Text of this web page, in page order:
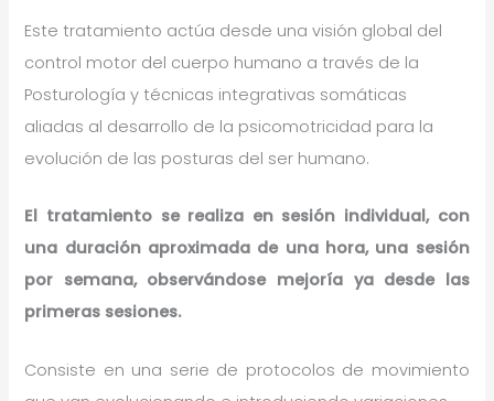
Este tratamiento actúa desde una visión global del
control motor del cuerpo humano a través de la
Posturología y técnicas integrativas somáticas
aliadas al desarrollo de la psicomotricidad para la
evolución de las posturas del ser humano.
El tratamiento se realiza en sesión individual, con
una duración aproximada de una hora, una sesión
por semana, observándose mejoría ya desde las
primeras sesiones.
Consiste en una serie de protocolos de movimiento